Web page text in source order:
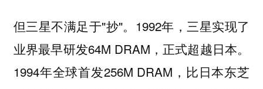
但三星不满足于"抄"。1992年，三星实现了
业界最早研发64M DRAM，正式超越日本。
1994年全球首发256M DRAM，比日本东芝